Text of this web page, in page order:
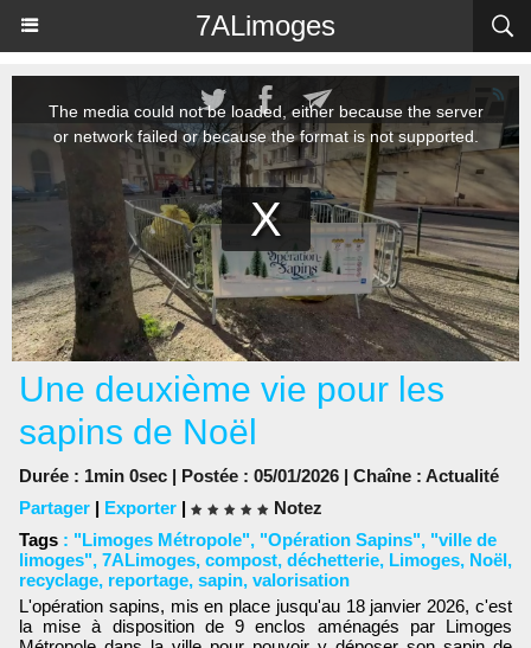
7ALimoges
Une deuxième vie pour les
sapins de Noël
Durée : 1min 0sec | Postée : 05/01/2026 | Chaîne : Actualité
Partager | Exporter |
Notez
Tags : "Limoges Métropole", "Opération Sapins", "ville de
limoges", 7ALimoges, compost, déchetterie, Limoges, Noël,
recyclage, reportage, sapin, valorisation
L'opération sapins, mis en place jusqu'au 18 janvier 2026, c'est
la mise à disposition de 9 enclos aménagés par Limoges